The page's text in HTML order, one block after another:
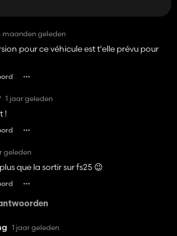
maanden geleden
pour ce véhicule est t'elle prévu pour
1 jaar geleden
!
geleden
que la sortir sur fs25 😉
1 jaar geleden